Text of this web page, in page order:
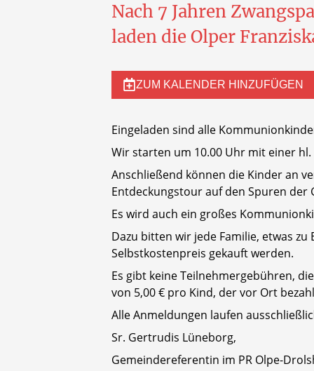
Nach 7 Jahren
laden die Olper
ZUM KALENDER HINZUFÜGEN
Eingeladen sind alle
Wir starten um 10.00 Uhr mit einer
Anschließend können die Kinder an
Entdeckungstour auf den Spuren
Es wird auch ein großes
Dazu bitten wir jede Familie, etwas
Selbstkostenpreis gekauft werden.
Es gibt keine Teilnehmergebühren,
von 5,00 € pro Kind, der vor Ort
Alle Anmeldungen laufen
Sr. Gertrudis Lüneborg,
Gemeindereferentin im PR Olpe-